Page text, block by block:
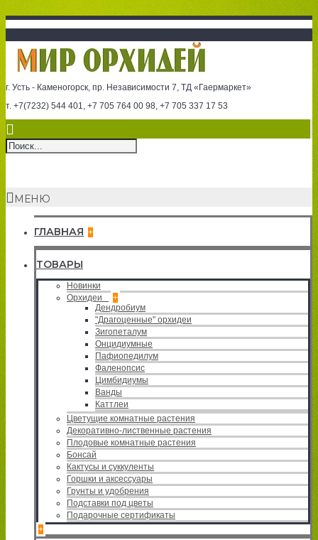
г. Усть - Каменогорск, пр. Независимости 7, ТД «Гаермаркет»
т. +7(7232) 544 401, +7 705 764 00 98, +7 705 337 17 53
МЕНЮ
ГЛАВНАЯ +
ТОВАРЫ
Новинки
Орхидеи
+
Дендробиум
"Драгоценные" орхидеи
Зигопеталум
Онцидиумные
Пафиопедилум
Фаленопсис
Цимбидиумы
Ванды
Каттлеи
Цветущие комнатные растения
Декоративно-лиственные растения
Плодовые комнатные растения
Бонсай
Кактусы и суккуленты
Горшки и аксессуары
Грунты и удобрения
Подставки под цветы
Подарочные сертификаты
+